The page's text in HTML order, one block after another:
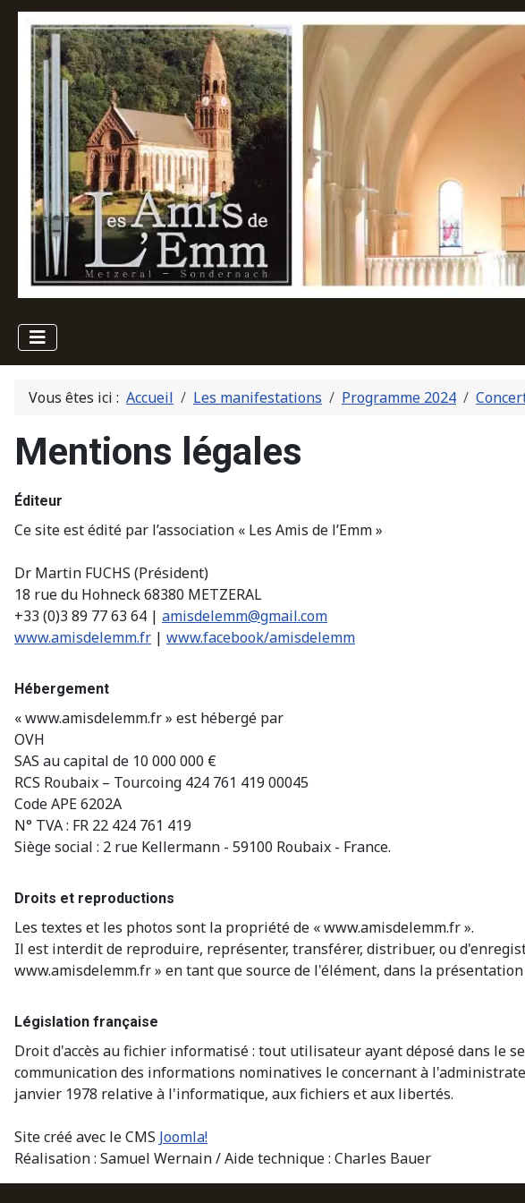
Vous êtes ici : Accueil Les manifestations Programme 2024
Mentions légales
Éditeur
Ce site est édité par l’association « Les Amis de l’Emm »
Dr Martin FUCHS (Président)
18 rue du Hohneck 68380 METZERAL
+33 (0)3 89 77 63 64 | amisdelemm@gmail.com
www.amisdelemm.fr | www.facebook/amisdelemm
Hébergement
« www.amisdelemm.fr » est hébergé par
OVH
SAS au capital de 10 000 000 €
RCS Roubaix – Tourcoing 424 761 419 00045
Code APE 6202A
N° TVA : FR 22 424 761 419
Siège social : 2 rue Kellermann - 59100 Roubaix - France.
Droits et reproductions
Les textes et les photos sont la propriété de « www.amisdelemm.fr ».
Il est interdit de reproduire, représenter, transférer, distribuer, ou
www.amisdelemm.fr » en tant que source de l'élément, dans la
Législation française
Droit d'accès au fichier informatisé : tout utilisateur ayant déposé dans le
communication des informations nominatives le concernant à
janvier 1978 relative à l'informatique, aux fichiers et aux libertés.
Site créé avec le CMS Joomla!
Réalisation : Samuel Wernain / Aide technique : Charles Bauer